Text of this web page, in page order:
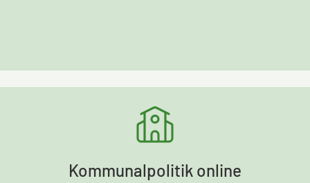
Kommunalpolitik online